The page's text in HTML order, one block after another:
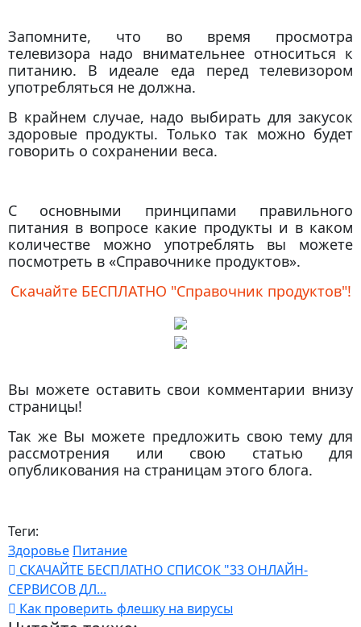
Запомните, что во время просмотра
телевизора надо внимательнее относиться к
питанию. В идеале еда перед телевизором
употребляться не должна.
В крайнем случае, надо выбирать для закусок
здоровые продукты. Только так можно будет
говорить о сохранении веса.
С основными принципами правильного
питания в вопросе какие продукты и в каком
количестве можно употреблять вы можете
посмотреть в «Справочнике продуктов».
Скачайте БЕСПЛАТНО "Справочник продуктов"!
Вы можете оставить свои комментарии внизу
страницы!
Так же Вы можете предложить свою тему для
рассмотрения или свою статью для
опубликования на страницам этого блога.
Теги:
Здоровье Питание
СКАЧАЙТЕ БЕСПЛАТНО СПИСОК "33 ОНЛАЙН-
СЕРВИСОВ ДЛ...
Как проверить флешку на вирусы